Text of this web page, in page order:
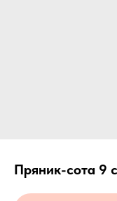
Пряник-сота 9